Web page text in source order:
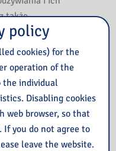
także
dzięki niej
swoją
lepsze
ze swoimi
policy
cookies) for the
operation of the
the individual
Disabling cookies
web browser, so that
you do not agree to
leave the website.